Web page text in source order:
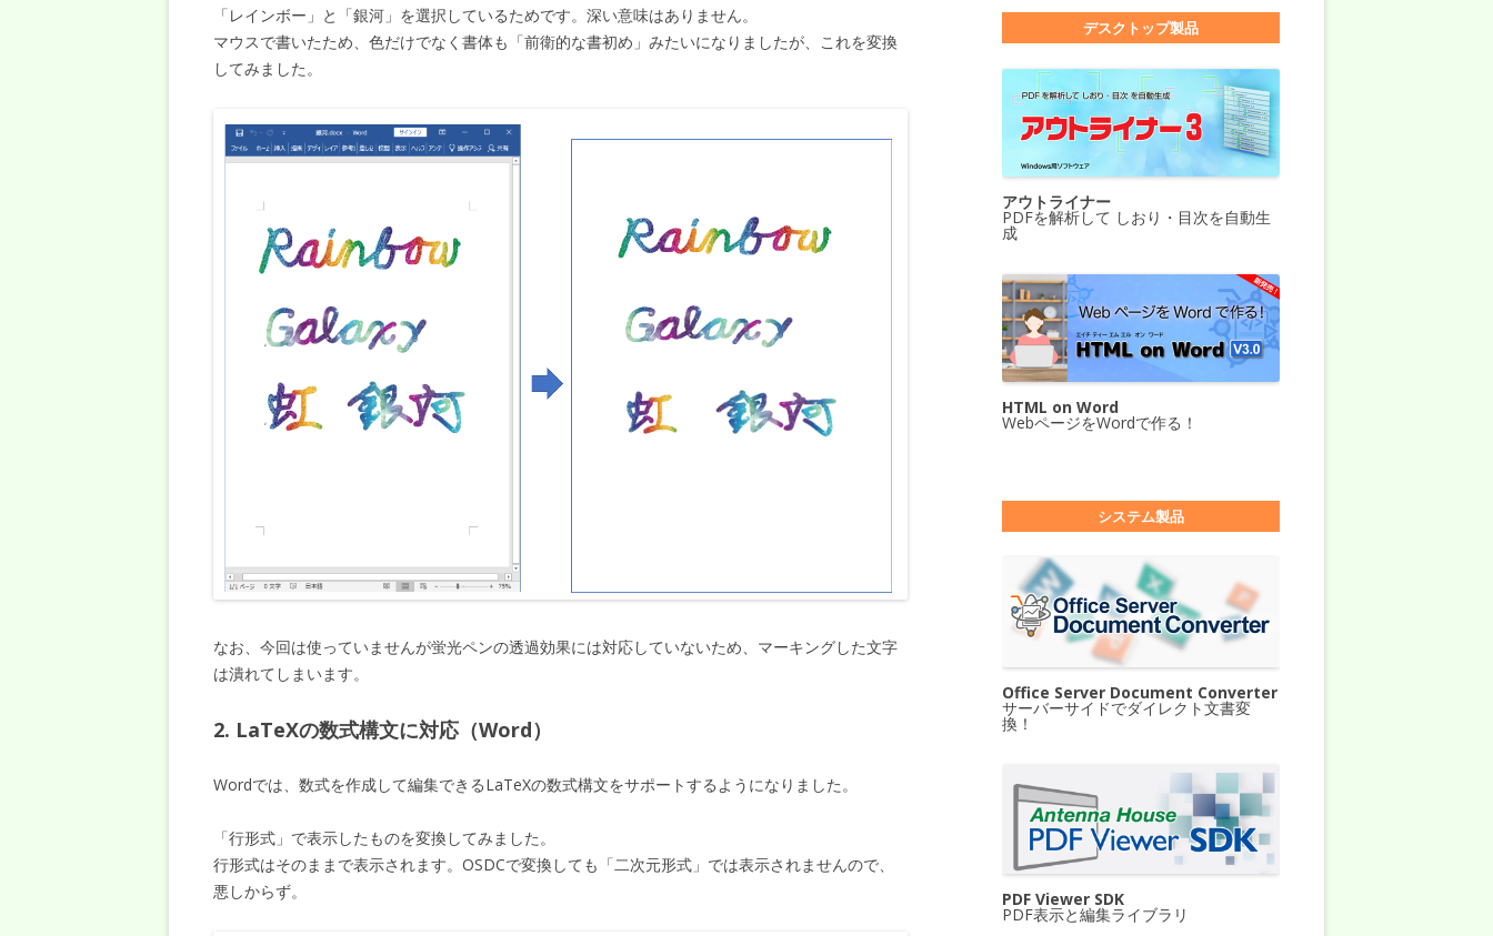
「レインボー」と「銀河」を選択しているためです。深い意味はありません。
マウスで書いたため、色だけでなく書体も「前衛的な書初め」みたいになりましたが、これを変換
してみました。
なお、今回は使っていませんが蛍光ペンの透過効果には対応していないため、マーキングした文字
は潰れてしまいます。
2. LaTeXの数式構文に対応（Word）
Wordでは、数式を作成して編集できるLaTeXの数式構文をサポートするようになりました。
「行形式」で表示したものを変換してみました。
行形式はそのままで表示されます。OSDCで変換しても「二次元形式」では表示されませんので、
悪しからず。
デスクトップ製品
アウトライナー
PDFを解析して しおり・目次を自動生
成
HTML on Word
WebページをWordで作る！
システム製品
Office Server Document Converter
サーバーサイドでダイレクト文書変
換！
PDF Viewer SDK
PDF表示と編集ライブラリ